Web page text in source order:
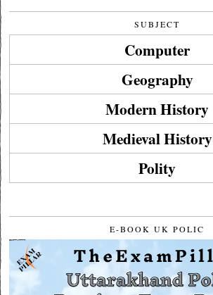
SUBJECT
Computer
Geography
Modern History
Medieval History
Polity
E-BOOK UK POLIC